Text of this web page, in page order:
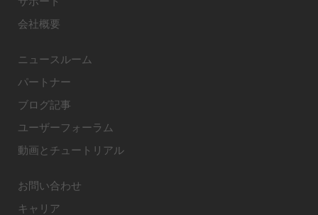
会社概要
ニュースルーム
パートナー
ブログ記事
ユーザーフォーラム
動画とチュートリアル
お問い合わせ
キャリア